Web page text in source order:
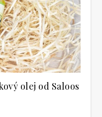
olej od Saloos